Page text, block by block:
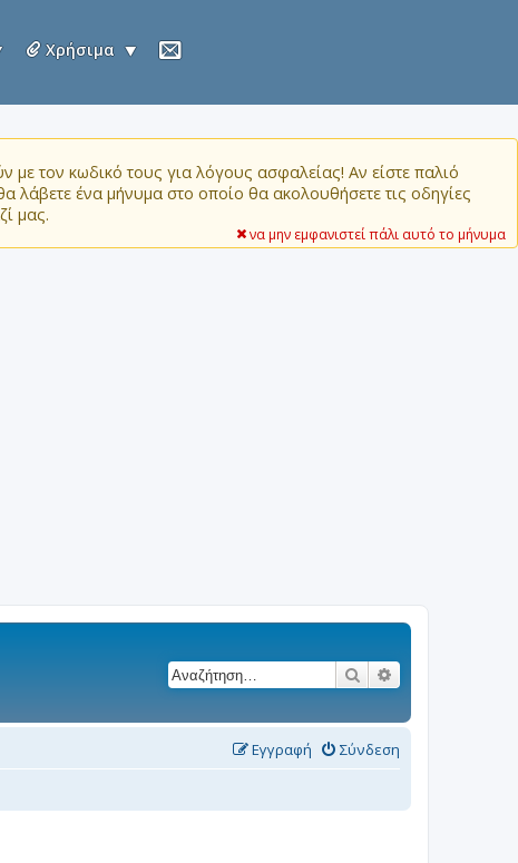
Χρήσιμα
με τον κωδικό τους για λόγους ασφαλείας! Αν είστε παλιό
λάβετε ένα μήνυμα στο οποίο θα ακολουθήσετε τις οδηγίες
μας.
να μην εμφανιστεί πάλι αυτό το μήνυμα
Αναζήτηση
Σύνδεση
Εγγραφή